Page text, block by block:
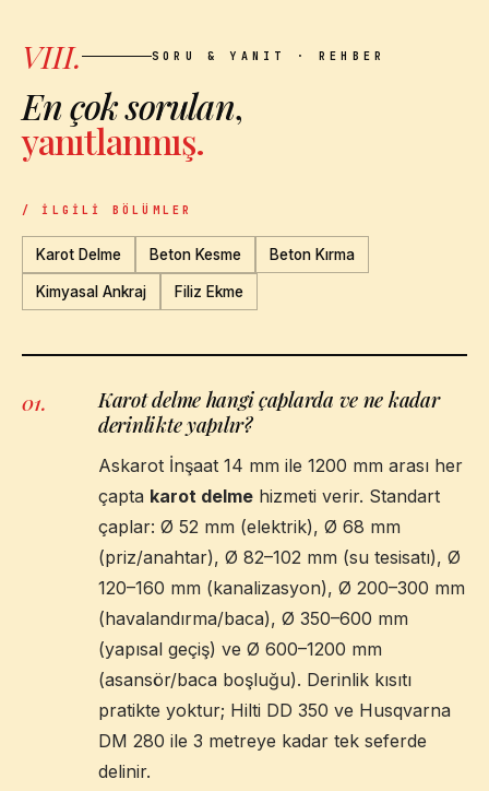
VIII. SORU & YANIT · REHBER
En çok sorulan,
yanıtlanmış.
/ İLGILI BÖLÜMLER
Karot Delme Beton Kesme Beton Kırma
Kimyasal Ankraj Filiz Ekme
01.
Karot delme hangi çaplarda ve ne kadar
derinlikte yapılır?
Askarot İnşaat 14 mm ile 1200 mm arası her
çapta karot delme hizmeti verir. Standart
çaplar: Ø 52 mm (elektrik), Ø 68 mm
(priz/anahtar), Ø 82–102 mm (su tesisatı), Ø
120–160 mm (kanalizasyon), Ø 200–300 mm
(havalandırma/baca), Ø 350–600 mm
(yapısal geçiş) ve Ø 600–1200 mm
(asansör/baca boşluğu). Derinlik kısıtı
pratikte yoktur; Hilti DD 350 ve Husqvarna
DM 280 ile 3 metreye kadar tek seferde
delinir.